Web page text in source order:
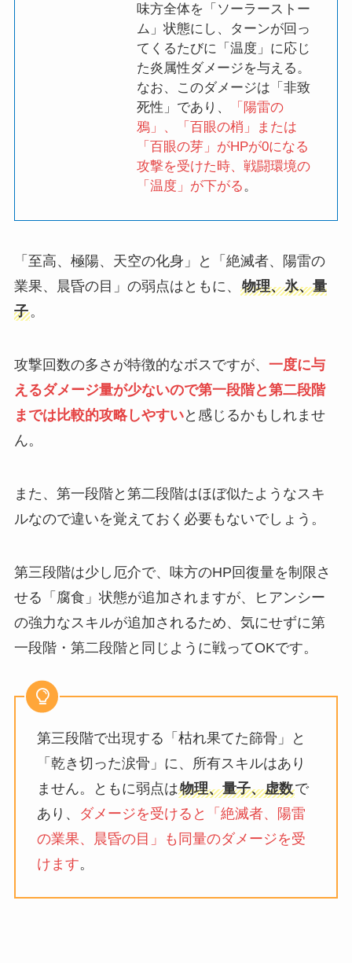
味方全体を「ソーラーストー
ム」状態にし、ターンが回っ
てくるたびに「温度」に応じ
た炎属性ダメージを与える。
なお、このダメージは「非致
死性」であり、
「陽雷の
鴉」、「百眼の梢」または
「百眼の芽」がHPが0になる
攻撃を受けた時、戦闘環境の
「温度」が下がる 。
「至高、極陽、天空の化身」と「絶滅者、陽雷の
業果、晨昏の目」の弱点はともに、 物理、氷、量
子。
攻撃回数の多さが特徴的なボスですが、 一度に与
えるダメージ量が少ないので第一段階と第二段階
までは比較的攻略しやすいと感じるかもしれませ
ん。
また、第一段階と第二段階はほぼ似たようなスキ
ルなので違いを覚えておく必要もないでしょう。
第三段階は少し厄介で、味方のHP回復量を制限さ
せる「腐食」状態が追加されますが、ヒアンシー
の強力なスキルが追加されるため、気にせずに第
一段階・第二段階と同じように戦ってOKです。
第三段階で出現する「枯れ果てた篩骨」と
「乾き切った涙骨」に、所有スキルはあり
ません。ともに弱点は物理、量子、虚数で
あり、
ダメージを受けると「絶滅者、陽雷
の業果、晨昏の目」も同量のダメージを受
けます。